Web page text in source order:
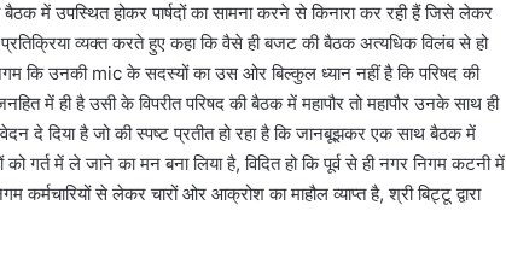
बैठक में उपस्थित होकर पार्षदों का सामना करने से किनारा कर रही हैं जिसे लेकर
प्रतिक्रिया व्यक्त करते हुए कहा कि वैसे ही बजट की बैठक अत्यधिक विलंब से हो
कि उनकी mic के सदस्यों का उस ओर बिल्कुल ध्यान नहीं है कि परिषद की
में ही है उसी के विपरीत परिषद की बैठक में महापौर तो महापौर उनके साथ ही
दे दिया है जो की स्पष्ट प्रतीत हो रहा है कि जानबूझकर एक साथ बैठक में
में ले जाने का मन बना लिया है, विदित हो कि पूर्व से ही नगर निगम कटनी में
कर्मचारियों से लेकर चारों ओर आक्रोश का माहौल व्याप्त है, श्री बिट्टू द्वारा